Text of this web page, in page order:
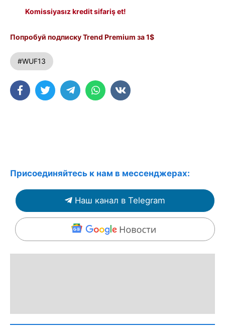
Komissiyasız kredit sifariş et!
Попробуй подписку Trend Premium за 1$
#WUF13
Присоединяйтесь к нам в мессенджерах:
Наш канал в Telegram